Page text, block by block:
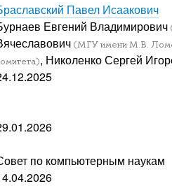
Павел Исаакович
Евгений Владимирович
(МГУ имени М.В.
, Николенко Сергей
по компьютерным наукам